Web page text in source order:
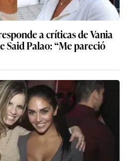
a críticas de Vania
Said Palao: “Me pareció